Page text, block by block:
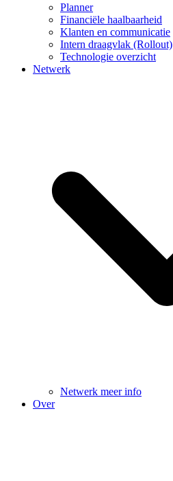
Planner
Financiële haalbaarheid
Klanten en communicatie
Intern draagvlak (Rollout)
Technologie overzicht
Netwerk
Netwerk meer info
Over